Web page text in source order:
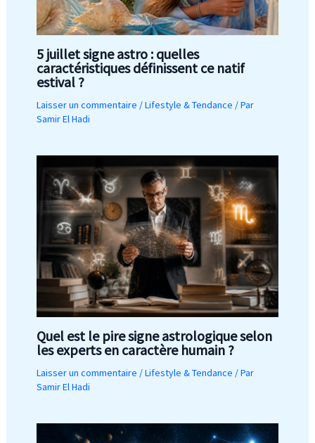
5 juillet signe astro : quelles
caractéristiques définissent ce natif
estival ?
Laisser un commentaire /Lifestyle & Tendance / Par
Samir El Hadi
Quel est le pire signe astrologique selon
les experts en caractère humain ?
Laisser un commentaire /Lifestyle & Tendance / Par
Samir El Hadi